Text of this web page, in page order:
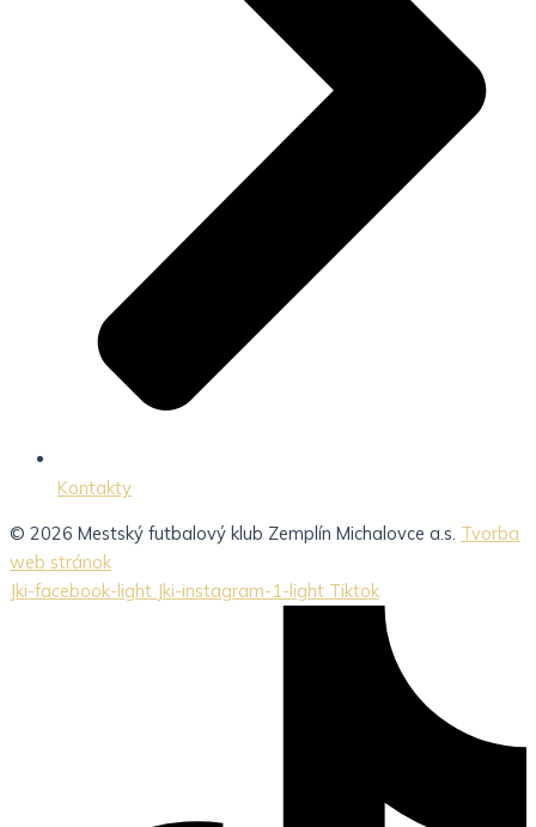
Kontakty
© 2026 Mestský futbalový klub Zemplín Michalovce a.s. Tvorba
web stránok
Jki-facebook-light Jki-instagram-1-light Tiktok